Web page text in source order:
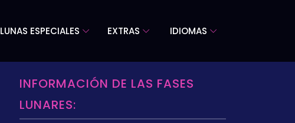
LUNAS ESPECIALES EXTRAS IDIOMAS
INFORMACIÓN DE LAS FASES
LUNARES: